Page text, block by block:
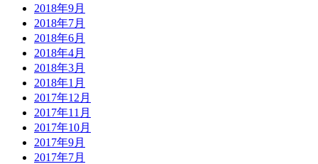
2018年9月
2018年7月
2018年6月
2018年4月
2018年3月
2018年1月
2017年12月
2017年11月
2017年10月
2017年9月
2017年7月